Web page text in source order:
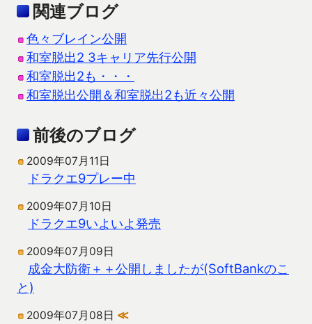
関連ブログ
色々ブレイン公開
和室脱出2 3キャリア先行公開
和室脱出2も・・・
和室脱出公開＆和室脱出2も近々公開
前後のブログ
2009年07月11日
ドラクエ9プレー中
2009年07月10日
ドラクエ9いよいよ発売
2009年07月09日
成金大防衛＋＋公開しましたが(SoftBankのこ
と)
2009年07月08日 ≪